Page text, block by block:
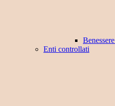
Enti controllati